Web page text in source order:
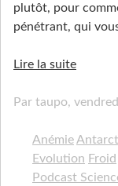
plutôt, pour
pénétrant, qui
Lire la suite
Par taupo,
Anémie
Evolution Froid
Podcast